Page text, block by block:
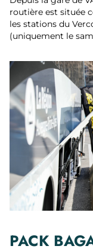
routière est située
les stations du
(uniquement le
PACK